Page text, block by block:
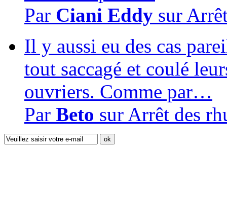
Par Ciani Eddy sur
Il y aussi eu des cas
tout saccagé et coulé
ouvriers. Comme par…
Par Beto sur Arrêt des